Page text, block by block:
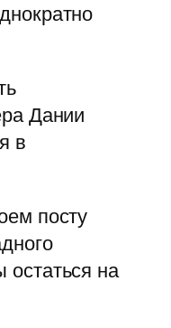
Дании
в
посту
остаться на